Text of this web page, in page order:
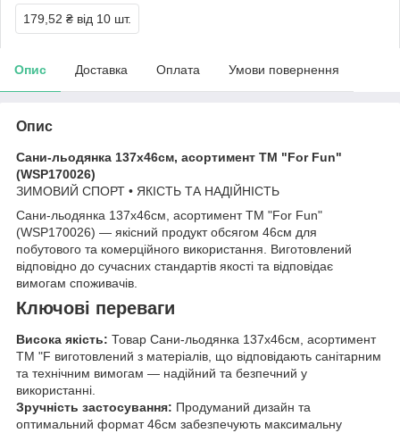
179,52 ₴ від 10 шт.
Опис Доставка Оплата Умови повернення
Опис
Сани-льодянка 137х46см, асортимент ТМ "For Fun"
(WSP170026)
ЗИМОВИЙ СПОРТ • ЯКІСТЬ ТА НАДІЙНІСТЬ
Сани-льодянка 137х46см, асортимент ТМ "For Fun"
(WSP170026) — якісний продукт обсягом 46см для
побутового та комерційного використання. Виготовлений
відповідно до сучасних стандартів якості та відповідає
вимогам споживачів.
Ключові переваги
Висока якість: Товар Сани-льодянка 137х46см, асортимент
ТМ "F виготовлений з матеріалів, що відповідають санітарним
та технічним вимогам — надійний та безпечний у
використанні.
Зручність застосування: Продуманий дизайн та
оптимальний формат 46см забезпечують максимальну